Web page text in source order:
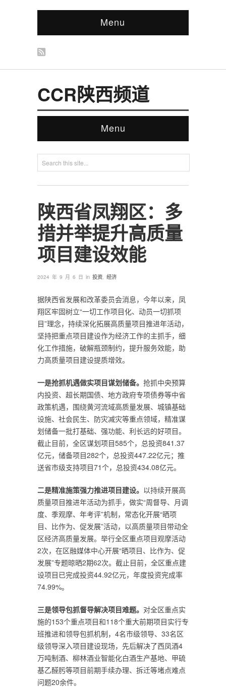
Menu
CCR陕西频道
Menu
陕西省凤翔区：多
措并举提升高质量
项目建设效能
2024 年 9 月 6 日 in 投资, 经济
据陕西省发展和改革委员会消息，今年以来，凤
翔区牢固树立“一切工作项目化、动员一切抓项
目”理念，持续深化拓展高质量项目推进年活动，
坚持把重点项目建设作为经济工作的主抓手，细
化工作措施，破解瓶颈制约，提升服务效能，助
力高质量项目建设提质增效。
一是抢抓机遇做实项目谋划储备。 抢抓中央预算
内投资、超长期国债、地方政府专项债券等中省
政策机遇，围绕黄河流域高质量发展、城镇基础
设施、社会民生、防灾减灾等重点领域，精准谋
划储备一批打基础、强功能、利长远的好项目。
截止目前，全区谋划项目585个，总投资841.37
亿元，储备项目282个，总投资447.22亿元；推
送省市级支持项目71个，总投资434.08亿元。
二是精准施策强力推进项目建设。 以持续开展高
质量项目推进年活动为抓手，做实“周督导、月调
度、季观摩、年考评”机制，常态化开展“晒项
目、比作为、促发展”活动，以高质量项目带动全
区经济高质量发展。举行全区重点项目观摩活动
2次，在区融媒体中心开展“晒项目、比作为、促
发展”专题晾晒2期62次。截止目前，全区重点建
设项目已完成投资44.92亿元，年度投资完成率
74.99%。
三是领导包抓督导解决项目难题。 对全区重点实
施的153个重点项目和118个重大前期项目实行专
班推进和领导包抓机制，4名市级领导、33名区
级领导深入项目建设现场，先后解决了西凤酒4
万吨制酒、柳林酒业智能化白酒生产基地、甲硫
基乙醛肟等项目前期手续办理、拆迁等堵点难点
问题20余件。